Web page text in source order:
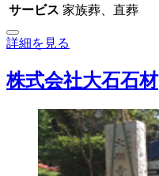
サービス 家族葬、直葬
詳細を見る
株式会社大石石材